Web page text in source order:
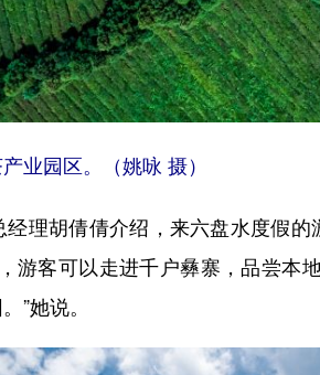
园区。（姚咏 摄）
胡倩倩介绍，来六盘水度假的
游客可以走进千户彝寨，品尝本
”她说。